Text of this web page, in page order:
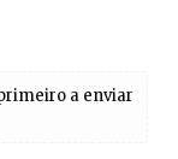
a enviar